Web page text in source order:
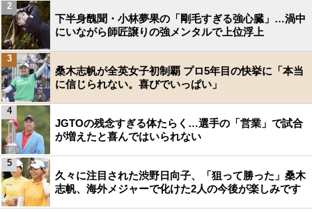
下半身醜聞・小林夢果の「剛毛すぎる強心臓」…渦中
にいながら師匠譲りの強メンタルで上位浮上
2
桑木志帆が全英女子初制覇 プロ5年目の快挙に「本当
に信じられない。喜びでいっぱい」
3
JGTOの残念すぎる体たらく…選手の「営業」で試合
が増えたと喜んではいられない
4
久々に注目された渋野日向子、「狙って勝った」桑木
志帆、海外メジャーで化けた2人の今後が楽しみです
5